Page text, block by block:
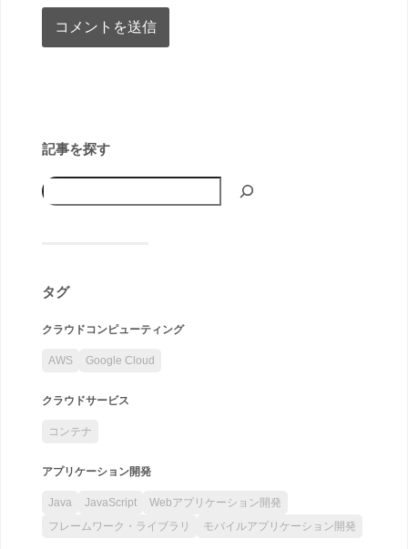
記事を探す
タグ
クラウドコンピューティング
AWS Google Cloud
クラウドサービス
コンテナ
アプリケーション開発
Java JavaScript
Webアプリケーション開発
フレームワーク・ライブラリ
モバイルアプリケーション開発